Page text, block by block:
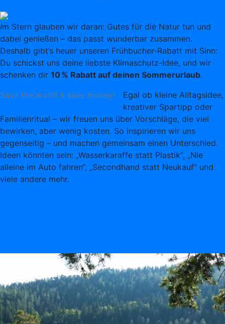
Im Stern glauben wir daran: Gutes für die Natur tun und
dabei genießen – das passt wunderbar zusammen.
Deshalb gibt’s heuer unseren Frühbucher-Rabatt mit Sinn:
Du schickst uns deine liebste Klimaschutz-Idee, und wir
schenken dir 10 % Rabatt auf deinen Sommerurlaub.
Save the world & save money!
Egal ob kleine Alltagsidee,
kreativer Spartipp oder
Familienritual – wir freuen uns über Vorschläge, die viel
bewirken, aber wenig kosten. So inspirieren wir uns
gegenseitig – und machen gemeinsam einen Unterschied.
Ideen könnten sein: „Wasserkaraffe statt Plastik“, „Nie
alleine im Auto fahren“, „Secondhand statt Neukauf“ und
viele andere mehr.